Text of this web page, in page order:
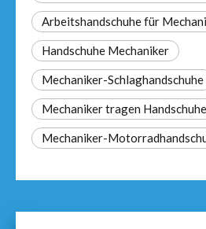
Arbeitshandschuhe für
Handschuhe Mechaniker
Mechaniker-Schlaghandschuhe
Mechaniker tragen Handschuhe
Mechaniker-